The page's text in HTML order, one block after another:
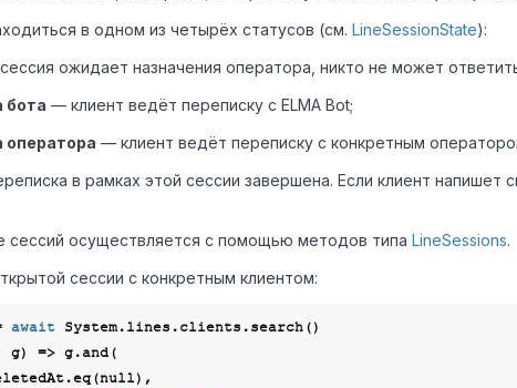
в одном из четырёх статусов (см. LineSessionState):
ожидает назначения оператора, никто не может
бота — клиент ведёт переписку с ELMA Bot;
оператора — клиент ведёт переписку с конкретным
в рамках этой сессии завершена. Если клиент напишет
сессий осуществляется с помощью методов типа LineSessions.
сессии с конкретным клиентом:
await System.lines.clients.search()
g) => g.and(
null),